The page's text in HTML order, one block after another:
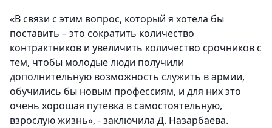
«В связи с этим вопрос, который я хотела бы
поставить – это сократить количество
контрактников и увеличить количество срочников с
тем, чтобы молодые люди получили
дополнительную возможность служить в армии,
обучились бы новым профессиям, и для них это
очень хорошая путевка в самостоятельную,
взрослую жизнь», - заключила Д. Назарбаева.